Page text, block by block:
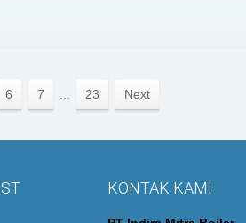
6 7 23 Next
KONTAK KAMI